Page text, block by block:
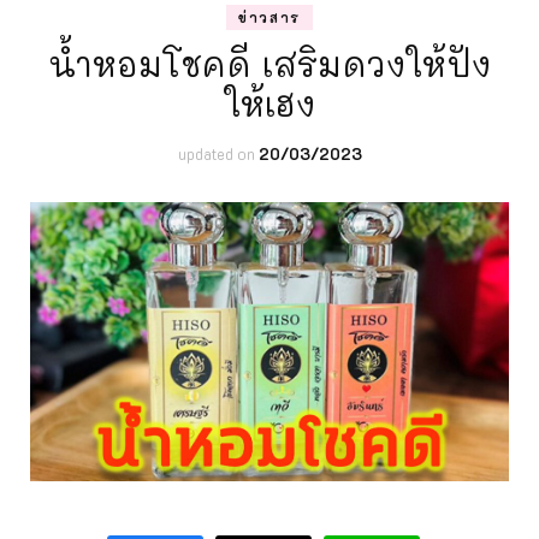
ข่าวสาร
น้ำหอมโชคดี เสริมดวงให้ปัง
ให้เฮง
updated on 20/03/2023